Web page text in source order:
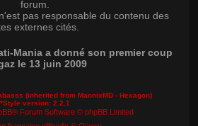
forum.
pas responsable du contenu des
externes cités.
Mania a donné son premier coup
le 13 juin 2009
(inherited from MannixMD- Hexagon)
*Style version: 2.2.1
® Forum Software © phpBB Limited